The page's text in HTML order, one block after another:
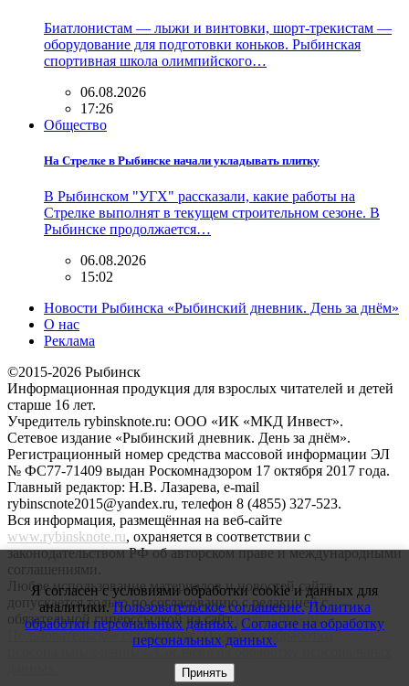
Биатлонистам — лыжи и винтовки, шорт-трекистам —
оборудование для подготовки коньков. Рыбинская
спортивная школа олимпийского…
06.08.2026
17:26
Общество
На Стрелке в Рыбинске начали укладывать плитку
В Рыбинском "УГХ" рассказали, какие работы на
Стрелке выполнят в текущем строительном сезоне. В
Рыбинске продолжается…
06.08.2026
15:02
Новости Рыбинска «Рыбинский дневник. День за днём»
О нас
Реклама
©2015-2026 Рыбинск
Информационная продукция для взрослых читателей и детей
старше 16 лет.
Учредитель rybinsknote.ru: ООО «ИК «МКД Инвест».
Сетевое издание «Рыбинский дневник. День за днём».
Регистрационный номер средства массовой информации ЭЛ
№ ФС77-71409 выдан Роскомнадзором 17 октября 2017 года.
Главный редактор: Н.В. Лазарева, e-mail
rybinscnote2015@yandex.ru, телефон 8 (4855) 327-523.
Вся информация, размещённая на веб-сайте
www.rybinsknote.ru, охраняется в соответствии с
законодательством РФ об авторском праве и международными
соглашениями.
Любое использование материалов и новостей сайта
допускается только по согласованию с редакцией с
обязательной гиперссылкой на сайтrybinsknote.ru.
Пользовательское соглашение. Политика обработки
персональных данных. Согласие на обработку персональных
Я согласен с условиями обработки cookie и данных для
аналитики. Пользовательское соглашение. Политика
обработки персональных данных. Согласие на обработку
персональных данных.
Принять